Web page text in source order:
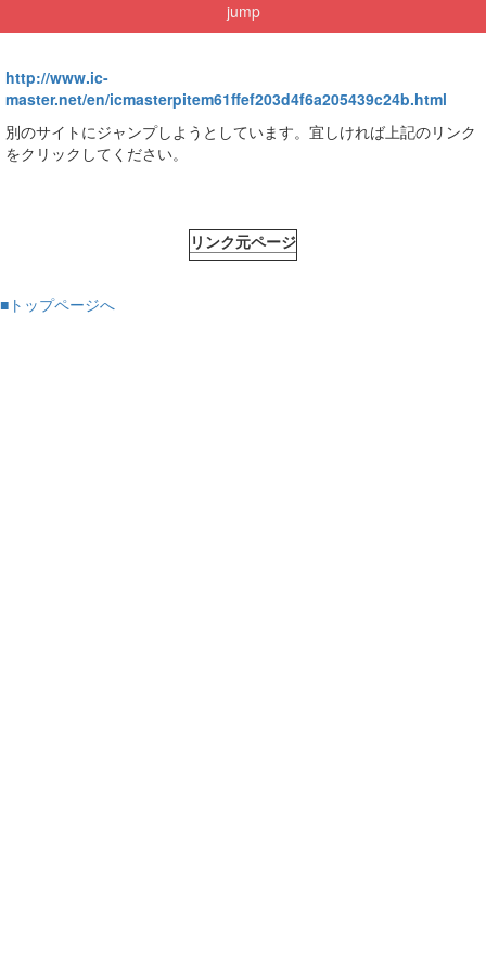
jump
http://www.ic-
master.net/en/icmasterpitem61ffef203d4f6a205439c24b.html
別のサイトにジャンプしようとしています。宜しければ上記のリンク
をクリックしてください。
リンク元ページ
■トップページへ